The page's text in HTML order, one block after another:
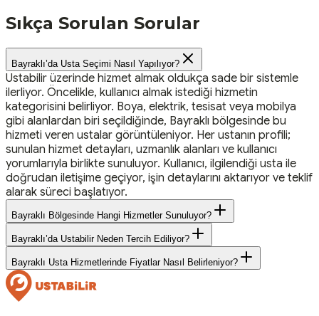
Sıkça Sorulan Sorular
Bayraklı’da Usta Seçimi Nasıl Yapılıyor?
Ustabilir üzerinde hizmet almak oldukça sade bir sistemle
ilerliyor. Öncelikle, kullanıcı almak istediği hizmetin
kategorisini belirliyor. Boya, elektrik, tesisat veya mobilya
gibi alanlardan biri seçildiğinde, Bayraklı bölgesinde bu
hizmeti veren ustalar görüntüleniyor. Her ustanın profili;
sunulan hizmet detayları, uzmanlık alanları ve kullanıcı
yorumlarıyla birlikte sunuluyor. Kullanıcı, ilgilendiği usta ile
doğrudan iletişime geçiyor, işin detaylarını aktarıyor ve teklif
alarak süreci başlatıyor.
Bayraklı Bölgesinde Hangi Hizmetler Sunuluyor?
Bayraklı’da Ustabilir Neden Tercih Ediliyor?
Bayraklı Usta Hizmetlerinde Fiyatlar Nasıl Belirleniyor?